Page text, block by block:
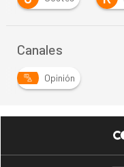
Canales
Opinión